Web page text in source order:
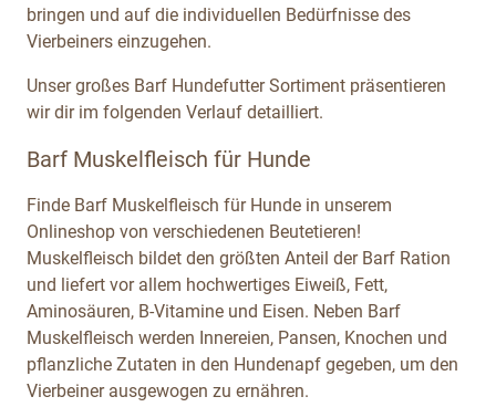
bringen und auf die individuellen Bedürfnisse des
Vierbeiners einzugehen.
Unser großes Barf Hundefutter Sortiment präsentieren
wir dir im folgenden Verlauf detailliert.
Barf Muskelfleisch für Hunde
Finde Barf Muskelfleisch für Hunde in unserem
Onlineshop von verschiedenen Beutetieren!
Muskelfleisch bildet den größten Anteil der Barf Ration
und liefert vor allem hochwertiges Eiweiß, Fett,
Aminosäuren, B-Vitamine und Eisen. Neben Barf
Muskelfleisch werden Innereien, Pansen, Knochen und
pflanzliche Zutaten in den Hundenapf gegeben, um den
Vierbeiner ausgewogen zu ernähren.